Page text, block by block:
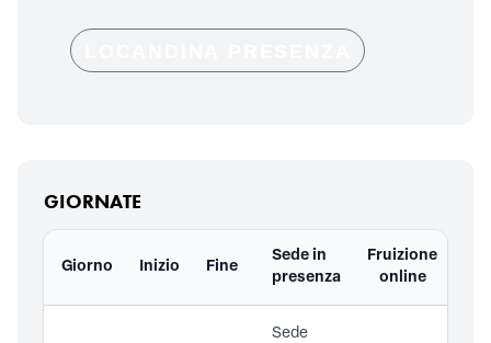
GIORNATE
Giorno Inizio Fine
Sede in
presenza
Fruizione
online
Sede